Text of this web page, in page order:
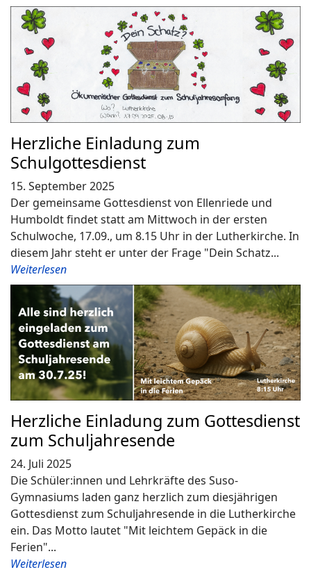
Herzliche Einladung zum
Schulgottesdienst
15. September 2025
Der gemeinsame Gottesdienst von Ellenriede und
Humboldt findet statt am Mittwoch in der ersten
Schulwoche, 17.09., um 8.15 Uhr in der Lutherkirche. In
diesem Jahr steht er unter der Frage "Dein Schatz...
Weiterlesen
Herzliche Einladung zum Gottesdienst
zum Schuljahresende
24. Juli 2025
Die Schüler:innen und Lehrkräfte des Suso-
Gymnasiums laden ganz herzlich zum diesjährigen
Gottesdienst zum Schuljahresende in die Lutherkirche
ein. Das Motto lautet "Mit leichtem Gepäck in die
Ferien"...
Weiterlesen